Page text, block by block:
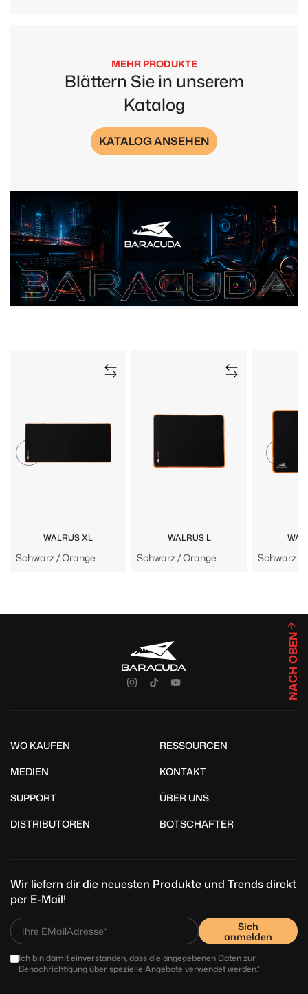
MEHR PRODUKTE
Blättern Sie in unserem
Katalog
KATALOG ANSEHEN
WALRUS XL
Schwarz / Orange
WALRUS L
Schwarz / Orange Schwarz /
WO KAUFEN
RESSOURCEN
MEDIEN
KONTAKT
SUPPORT
ÜBER UNS
DISTRIBUTOREN
BOTSCHAFTER
Wir liefern dir die neuesten Produkte und Trends direkt
per E-Mail!
Sich
anmelden
Ich bin damit einverstanden, dass die angegebenen Daten zur
Benachrichtigung über spezielle Angebote verwendet werden.*
NACH OBEN